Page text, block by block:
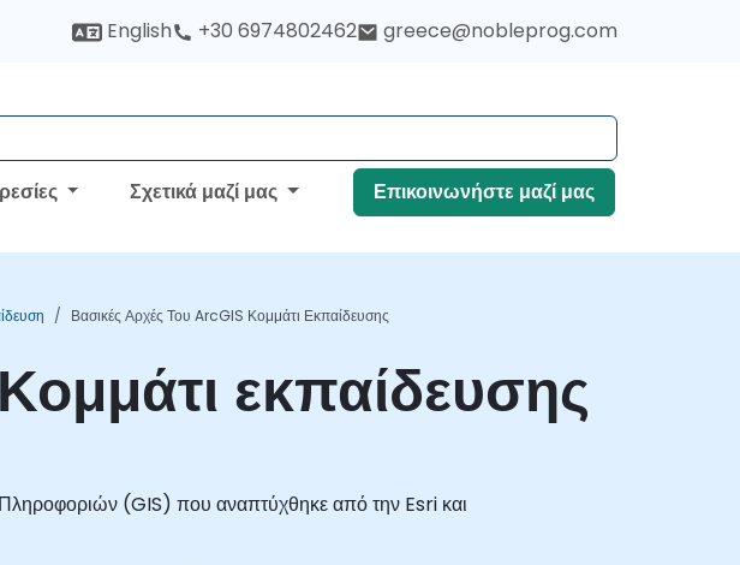
English +30 6974802462 greece@nobleprog.com
Σχετικά μαζί μας Επικοινωνήστε μαζί μας
Βασικές Αρχές Του ArcGIS Κομμάτι Εκπαίδευσης
εκπαίδευσης
(GIS) που αναπτύχθηκε από την Esri και